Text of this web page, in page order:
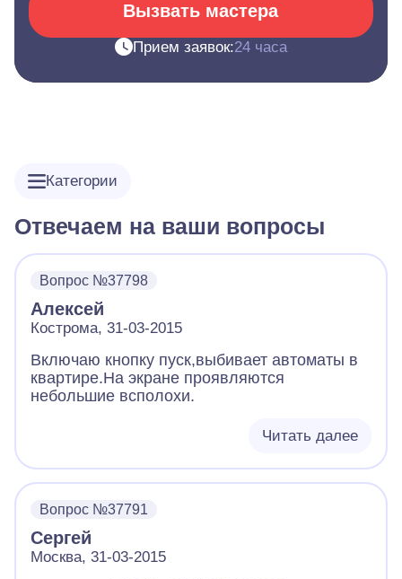
Вызвать мастера
Прием заявок:24 часа
Категории
Отвечаем на ваши вопросы
Вопрос №37798
Алексей
Кострома, 31-03-2015
Включаю кнопку пуск,выбивает автоматы в
квартире.На экране проявляются
небольшие всполохи.
Читать далее
Вопрос №37791
Сергей
Москва, 31-03-2015